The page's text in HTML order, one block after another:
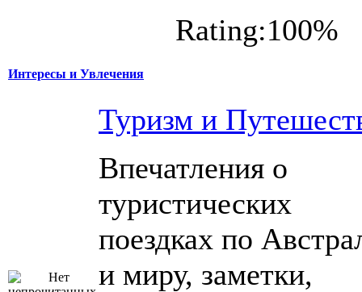
Rating:100%
Интересы и Увлечения
Туризм и
Впечатления о
туристических
поездках по
и миру, заметки,